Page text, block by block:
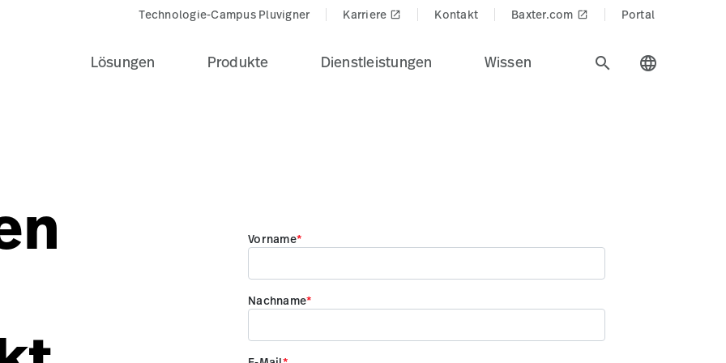
Technologie-Campus Pluvigner Karriere launch Kontakt Baxter.com launch Portal
Lösungen Produkte Dienstleistungen Wissen search language